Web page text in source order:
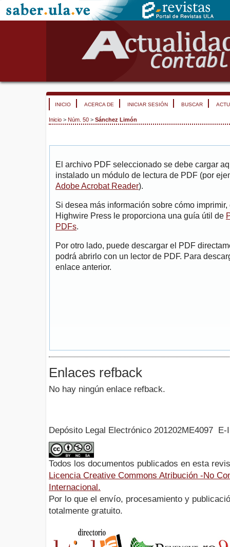
INICIO ACERCA DE INICIAR SESIÓN BUSCAR
Inicio > Núm. 50 > Sánchez Limón
El archivo PDF seleccionado se debe cargar
instalado un módulo de lectura de PDF (por
Adobe Acrobat Reader).
Si desea más información sobre cómo
Highwire Press le proporciona una guía útil de
PDFs.
Por otro lado, puede descargar el PDF
podrá abrirlo con un lector de PDF. Para
enlace anterior.
Enlaces refback
No hay ningún enlace refback.
Depósito Legal Electrónico 201202ME4097 E-
Todos los documentos publicados en esta
Licencia Creative Commons Atribución -No
Internacional.
Por lo que el envío, procesamiento y
totalmente gratuito.